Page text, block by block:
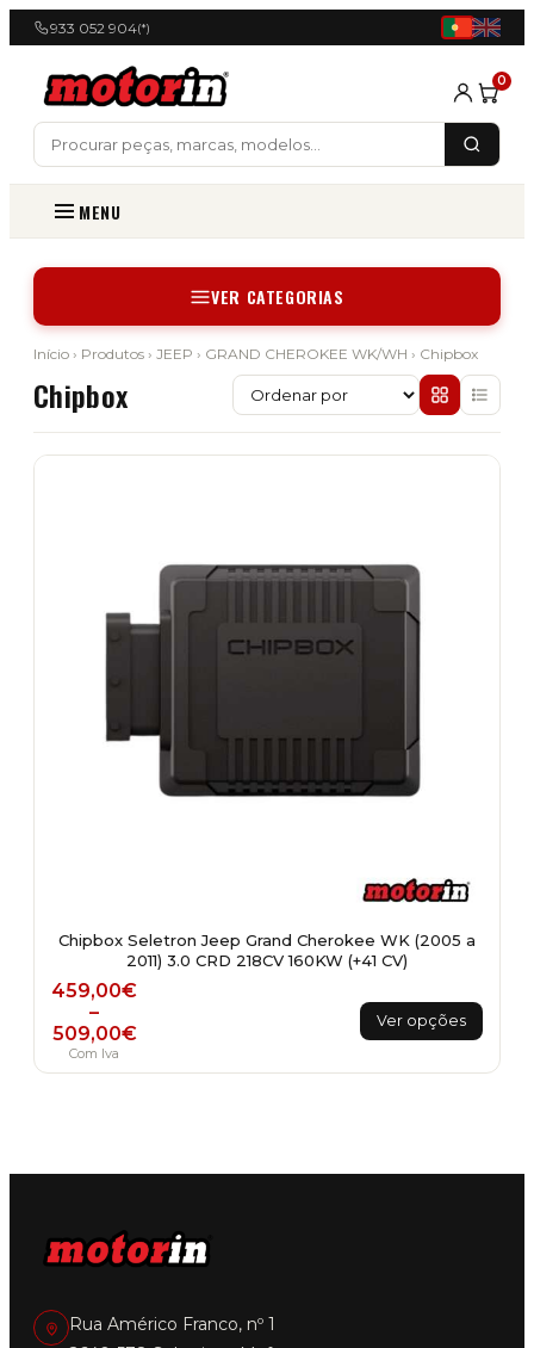
933 052 904(*)
0
MENU
VER CATEGORIAS
Início › Produtos › JEEP › GRAND CHEROKEE WK/WH › Chipbox
Chipbox
Chipbox Seletron Jeep Grand Cherokee WK (2005 a
2011) 3.0 CRD 218CV 160KW (+41 CV)
459,00€
–
509,00€
Price range: 459,00€ through 509,00€
Com Iva
Ver opções
This
product
multiple
may
Rua Américo Franco, nº 1